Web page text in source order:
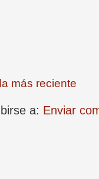
más reciente
a: Enviar